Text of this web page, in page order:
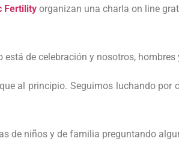
Fertility organizan una charla on line
de celebración y nosotros,
al principio. Seguimos luchando
de niños y de familia preguntando